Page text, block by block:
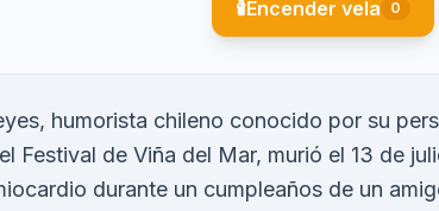
🕯️Encender vela 0
humorista chileno conocido por su
Festival de Viña del Mar, murió el 13 de
durante un cumpleaños de un